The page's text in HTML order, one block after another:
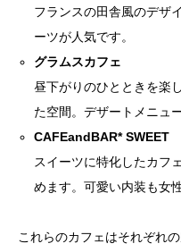
フランスの田舎風のデザ
ーツが人気です。
グラムスカフェ
昼下がりのひとときを楽
た空間。デザートメニュ
CAFEandBAR* SWEET
スイーツに特化したカフ
めます。可愛い内装も女
これらのカフェはそれぞれ